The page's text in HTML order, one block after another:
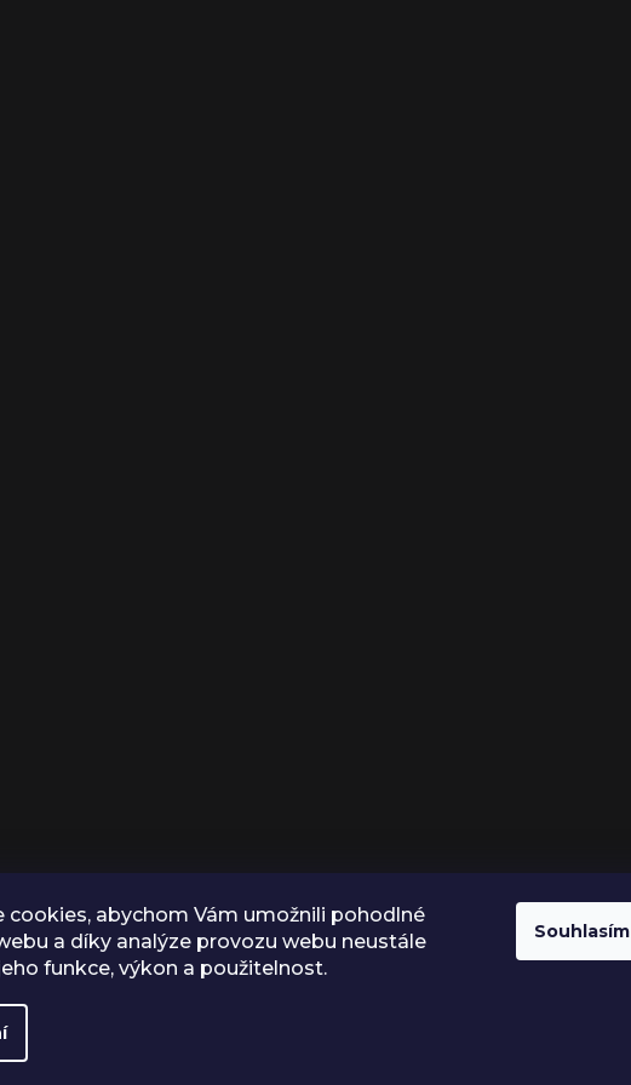
cookies, abychom Vám umožnili pohodlné
a díky analýze provozu webu neustále
funkce, výkon a použitelnost.
Souhlasím